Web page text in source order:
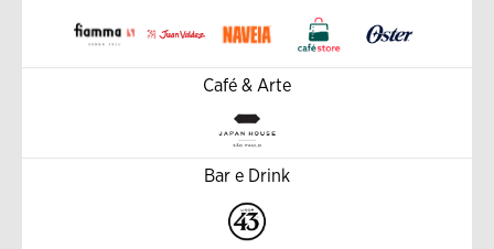
Café & Arte
Bar e Drink